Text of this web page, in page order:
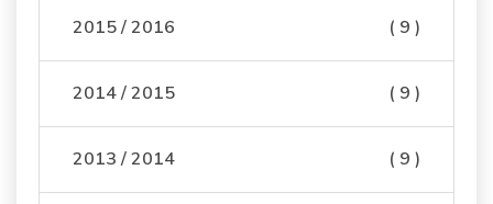
2015 / 2016 ( 9 )
2014 / 2015 ( 9 )
2013 / 2014 ( 9 )